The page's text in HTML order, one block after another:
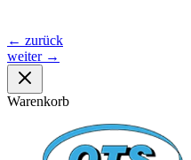
← zurück
weiter →
Warenkorb